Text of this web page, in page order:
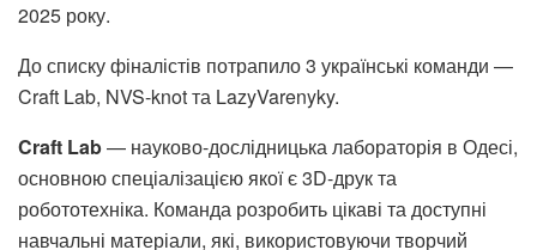
2025 року.
До списку фіналістів потрапило 3 українські команди —
Craft Lab, NVS-knot та LazyVarenyky.
Craft Lab— науково-дослідницька лабораторія в Одесі,
основною спеціалізацією якої є 3D-друк та
робототехніка. Команда розробить цікаві та доступні
навчальні матеріали, які, використовуючи творчий